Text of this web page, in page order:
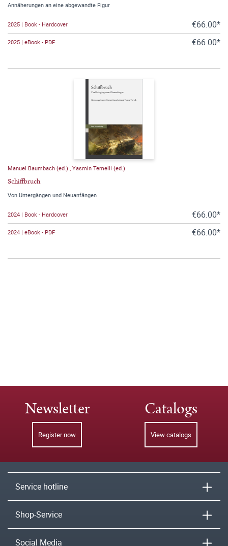
Annäherungen an eine abgewandte Figur
2025 | Book - Hardcover €66.00*
2025 | eBook - PDF €66.00*
Manuel Baumbach (ed.) Yasmin Temelli (ed.)
Schiffbruch
Von Untergängen und Neuanfängen
2024 | Book - Hardcover €66.00*
2024 | eBook - PDF €66.00*
Newsletter
Register now
Catalogs
View catalogs
Service hotline
Shop-Service
Social Media